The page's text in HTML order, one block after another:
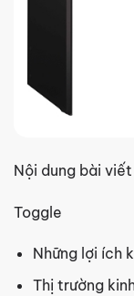
Nội dung bài viết
Toggle
Những lợi ích
Thị trường